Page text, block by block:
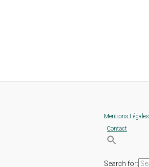
Mentions Légales
Contact
Search for: